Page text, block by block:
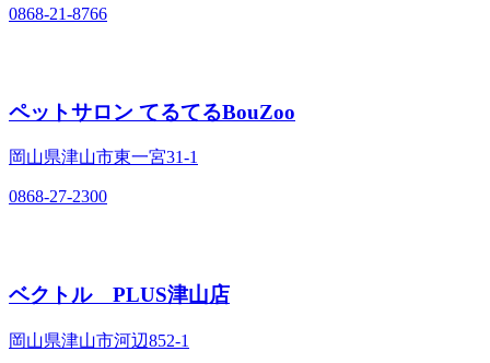
0868-21-8766
ペットサロン てるてるBouZoo
岡山県津山市東一宮31-1
0868-27-2300
ベクトル PLUS津山店
岡山県津山市河辺852-1